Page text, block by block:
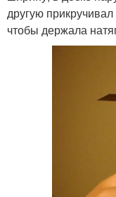
другую
чтобы держала